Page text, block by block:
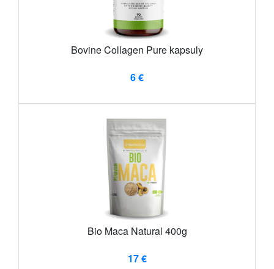
Bovine Collagen Pure kapsuly
6 €
Bio Maca Natural 400g
17 €